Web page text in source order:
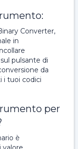
Converter,
in
pulsante di
da
i tuoi codici
per
è